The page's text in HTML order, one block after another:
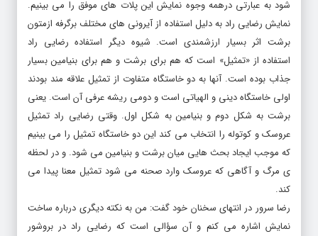
شود به عبارتی درهمه وجوه نمایش این پلات های موفق را می بینیم.
نمایش رضایی راد به دلیل استفاده از آیرونی های مختلف برگرفه ازمتون
برشت اثر بسیار ارزشمندی است. شیوه دیگر استفاده رضایی راد
استفاده از «تمثیل» است که هم برای برشت و هم برای بنیامین بسیار
جذاب بوده است. آنها به دو خاستگاه متفاوت از تمثیل علاقه مند بودند
اولی خاستگاه دینی و الهیاتی است و دومی ریشه عرفی آن است. یعنی
برشت به شکل دوم و بنیامین به شکل اول. وقتی رضایی راد تمثیل
عروسک و کوتوله را انتخاب می کند این دو خاستگاه تمثیل را می بینیم
که موجب ایجاد بحث هایی میان برشت و بنیامین می شود. و در لحظه
ی مرگ و آگاهی که عروسک وارد صحنه می شود تمثیل معنا پیدا می
کند.
رضا سرور در انتهای سخنان خود گفت: من به نکته دیگری درباره ساخت
نمایش اشاره می کنم و آن سؤالی است که رضایی راد در بروشور